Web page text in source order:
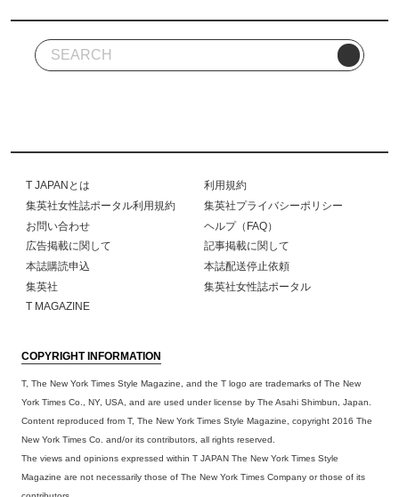
T JAPANとは
利用規約
集英社女性誌ポータル利用規約
集英社プライバシーポリシー
お問い合わせ
ヘルプ（FAQ）
広告掲載に関して
記事掲載に関して
本誌購読申込
本誌配送停止依頼
集英社
集英社女性誌ポータル
T MAGAZINE
COPYRIGHT INFORMATION
T, The New York Times Style Magazine, and the T logo are trademarks of The New
York Times Co., NY, USA, and are used under license by The Asahi Shimbun, Japan.
Content reproduced from T, The New York Times Style Magazine, copyright 2016 The
New York Times Co. and/or its contributors, all rights reserved.
The views and opinions expressed within T JAPAN The New York Times Style
Magazine are not necessarily those of The New York Times Company or those of its